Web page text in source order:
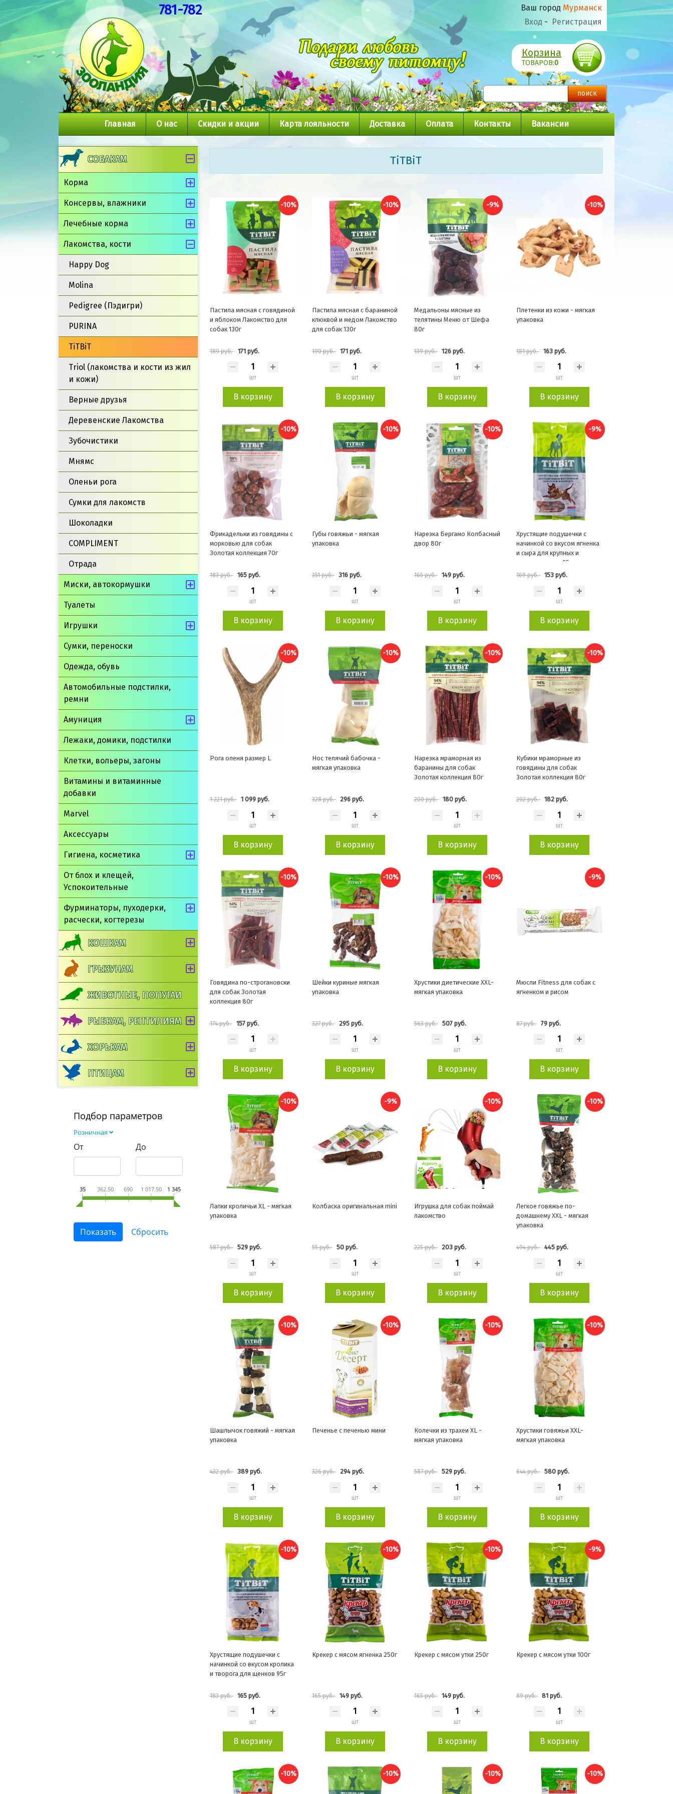
781-782 Ваш город Мурманск
Вход - Регистрация
Корзина
ТОВАРОВ:0
Главная О нас Скидки и акции Карта лояльности Доставка Оплата Контакты Вакансии
СОБАКАМ
Корма
Консервы, влажники
Лечебные корма
Лакомства, кости
Happy Dog
Molina
Pedigree (Пэдигри)
PURINA
TiTBiT
Triol (лакомства и кости из жил
и кожи)
Верные друзья
Деревенские Лакомства
Зубочистики
Мнямс
Оленьи рога
Сумки для лакомств
Шоколадки
COMPLIMENT
Отрада
Миски, автокормушки
Туалеты
Игрушки
Сумки, переноски
Одежда, обувь
Автомобильные подстилки,
ремни
Амуниция
Лежаки, домики, подстилки
Клетки, вольеры, загоны
Витамины и витаминные
добавки
Marvel
Аксессуары
Гигиена, косметика
От блох и клещей,
Успокоительные
Фурминаторы, пуходерки,
расчески, когтерезы
КОШКАМ
ГРЫЗУНАМ
ЖИВОТНЫЕ, ПОПУГАИ
РЫБКАМ, РЕПТИЛИЯМ
ХОРЬКАМ
ПТИЦАМ
Подбор параметров
Розничная
От До
35 362.50 690 1 017.50 1 345
TiTBiT
-10%
Пастила мясная с говядиной
и яблоком Лакомство для
собак 130г
189 руб. 171 руб.
шт
В корзину
-10%
Пастила мясная с бараниной
клюквой и медом Лакомство
для собак 130г
190 руб. 171 руб.
шт
В корзину
-9%
Медальоны мясные из
телятины Меню от Шефа
80г
139 руб. 126 руб.
шт
В корзину
-10%
Плетенки из кожи - мягкая
упаковка
181 руб. 163 руб.
шт
В корзину
-10%
Фрикадельки из говядины с
морковью для собак
Золотая коллекция 70г
183 руб. 165 руб.
шт
В корзину
-10%
Губы говяжьи - мягкая
упаковка
351 руб. 316 руб.
шт
В корзину
-10%
Нарезка Бергамо Колбасный
двор 80г
165 руб. 149 руб.
шт
В корзину
-9%
Хрустящие подушечки с
начинкой со вкусом ягненка
и сыра для крупных и
средних пород 95г
169 руб. 153 руб.
шт
В корзину
-10%
Рога оленя размер L
1 221 руб. 1 099 руб.
шт
В корзину
-10%
Нос телячий бабочка -
мягкая упаковка
328 руб. 296 руб.
шт
В корзину
-10%
Нарезка мраморная из
баранины для собак
Золотая коллекция 80г
200 руб. 180 руб.
шт
В корзину
-10%
Кубики мраморные из
говядины для собак
Золотая коллекция 80г
202 руб. 182 руб.
шт
В корзину
-10%
Говядина по-строгановски
для собак Золотая
коллекция 80г
174 руб. 157 руб.
шт
В корзину
-10%
Шейки куриные мягкая
упаковка
327 руб. 295 руб.
шт
В корзину
-10%
Хрустики диетические XXL-
мягкая упаковка
563 руб. 507 руб.
шт
В корзину
-9%
Мюсли Fitness для собак с
ягненком и рисом
87 руб. 79 руб.
шт
В корзину
-10%
Лапки кроличьи XL - мягкая
упаковка
587 руб. 529 руб.
шт
В корзину
-9%
Колбаска оригинальная mini
55 руб. 50 руб.
шт
В корзину
-10%
Игрушка для собак поймай
лакомство
225 руб. 203 руб.
шт
В корзину
-10%
Легкое говяжье по-
домашнему XXL - мягкая
упаковка
494 руб. 445 руб.
шт
В корзину
-10%
Шашлычок говяжий - мягкая
упаковка
432 руб. 389 руб.
шт
В корзину
-10%
Печенье с печенью мини
326 руб. 294 руб.
шт
В корзину
-10%
Колечки из трахеи XL -
мягкая упаковка
587 руб. 529 руб.
шт
В корзину
-10%
Хрустики говяжьи XXL-
мягкая упаковка
644 руб. 580 руб.
шт
В корзину
-10%
Хрустящие подушечки с
начинкой со вкусом кролика
и творога для щенков 95г
183 руб. 165 руб.
шт
В корзину
-10%
Крекер с мясом ягненка 250г
165 руб. 149 руб.
шт
В корзину
-10%
Крекер с мясом утки 250г
165 руб. 149 руб.
шт
В корзину
-9%
Крекер с мясом утки 100г
89 руб. 81 руб.
шт
В корзину
-10% -10% -10% -10%